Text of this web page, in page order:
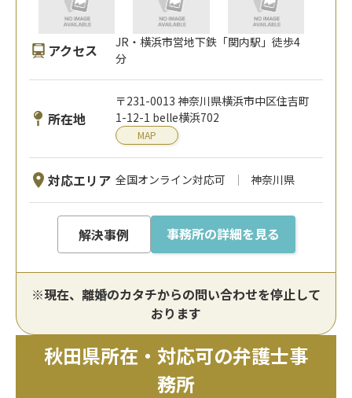
アクセス
JR・横浜市営地下鉄「関内駅」徒歩4
分
所在地
〒231-0013 神奈川県横浜市中区住吉町
1-12-1 belle横浜702
MAP
対応エリア 全国オンライン対応可 神奈川県
解決事例 事務所の詳細を見る
※現在、離婚のカタチからの問い合わせを停止して
おります
秋田県所在・対応可の弁護士事
務所